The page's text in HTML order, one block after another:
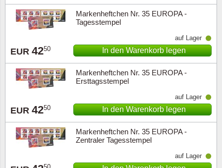
Markenheftchen Nr. 35 EUROPA -
Tagesstempel
EUR 4250
auf Lager
In den Warenkorb legen
Markenheftchen Nr. 35 EUROPA -
Ersttagsstempel
EUR 4250
auf Lager
In den Warenkorb legen
Markenheftchen Nr. 35 EUROPA -
Zentraler Tagesstempel
auf Lager